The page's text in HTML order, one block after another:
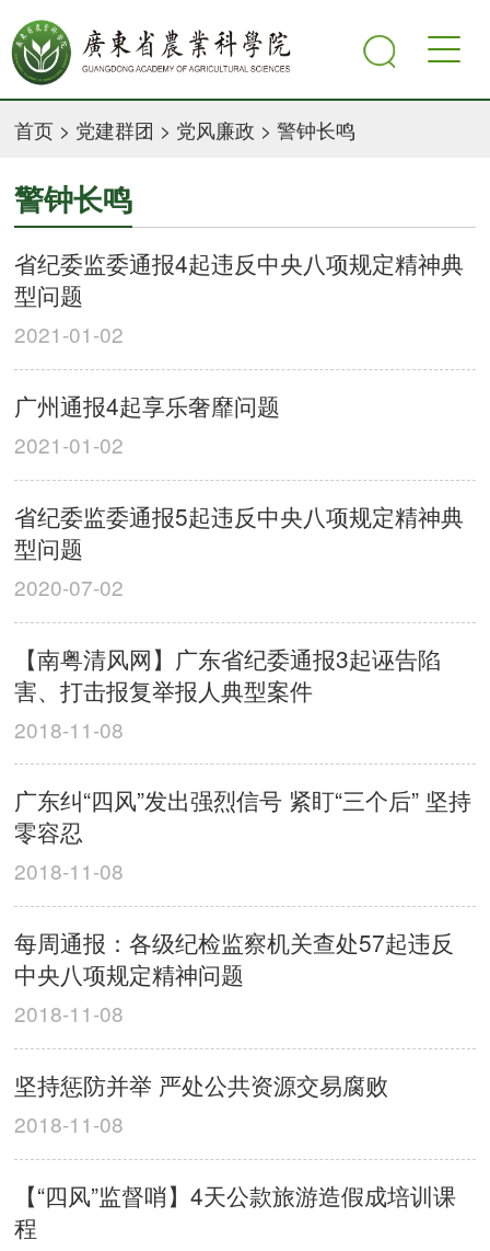
首页 > 党建群团 > 党风廉政 >警钟长鸣
警钟长鸣
省纪委监委通报4起违反中央八项规定精神典
型问题
2021-01-02
广州通报4起享乐奢靡问题
2021-01-02
省纪委监委通报5起违反中央八项规定精神典
型问题
2020-07-02
【南粤清风网】广东省纪委通报3起诬告陷
害、打击报复举报人典型案件
2018-11-08
广东纠“四风”发出强烈信号 紧盯“三个后” 坚持
零容忍
2018-11-08
每周通报：各级纪检监察机关查处57起违反
中央八项规定精神问题
2018-11-08
坚持惩防并举 严处公共资源交易腐败
2018-11-08
【“四风”监督哨】4天公款旅游造假成培训课
程